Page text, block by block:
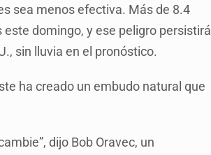
sea menos efectiva. Más de 8.4
domingo, y ese peligro persistirá
sin lluvia en el pronóstico.
ha creado un embudo natural que
dijo Bob Oravec, un